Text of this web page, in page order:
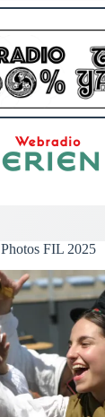
Photos FIL 2025